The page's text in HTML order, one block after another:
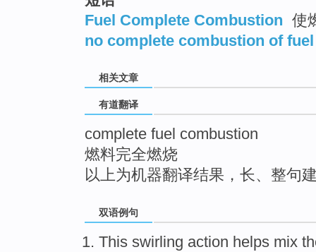
Fuel Complete Combustion 使
no complete combustion of fuel
相关文章
有道翻译
complete fuel combustion
燃料完全燃烧
以上为机器翻译结果，长、整句
双语例句
This swirling action helps mix